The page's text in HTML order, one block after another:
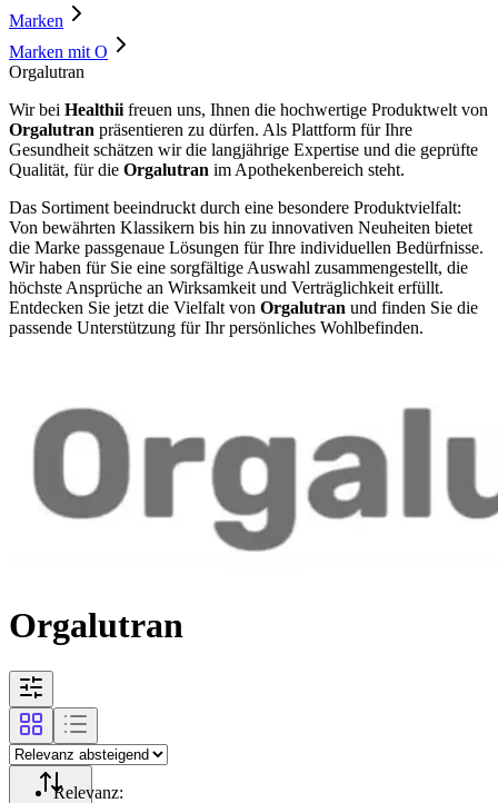
Marken
Marken mit O
Orgalutran
Wir bei Healthii freuen uns, Ihnen die hochwertige Produktwelt von
Orgalutran präsentieren zu dürfen. Als Plattform für Ihre
Gesundheit schätzen wir die langjährige Expertise und die geprüfte
Qualität, für die Orgalutran im Apothekenbereich steht.
Das Sortiment beeindruckt durch eine besondere Produktvielfalt:
Von bewährten Klassikern bis hin zu innovativen Neuheiten bietet
die Marke passgenaue Lösungen für Ihre individuellen Bedürfnisse.
Wir haben für Sie eine sorgfältige Auswahl zusammengestellt, die
höchste Ansprüche an Wirksamkeit und Verträglichkeit erfüllt.
Entdecken Sie jetzt die Vielfalt von Orgalutran und finden Sie die
passende Unterstützung für Ihr persönliches Wohlbefinden.
Orgalutran
Relevanz: